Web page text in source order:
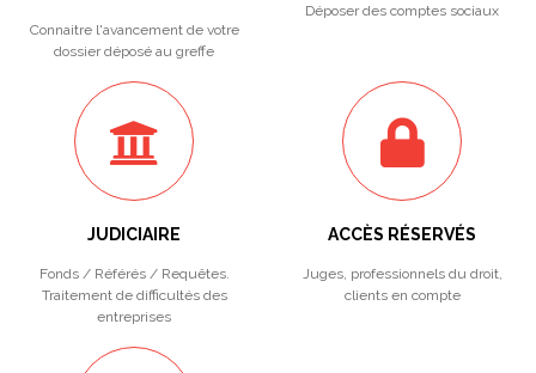
Connaitre l'avancement de votre
dossier déposé au greffe
Déposer des comptes sociaux
JUDICIAIRE
Fonds / Référés / Requêtes.
Traitement de difficultés des
entreprises
ACCÈS RÉSERVÉS
Juges, professionnels du droit,
clients en compte